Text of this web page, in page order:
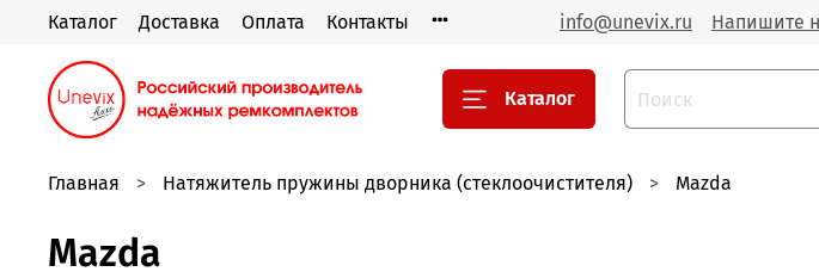
Каталог Доставка Оплата Контакты info@unevix.ru Напишите
Каталог
Главная Натяжитель пружины дворника (стеклоочистителя) Mazda
Mazda